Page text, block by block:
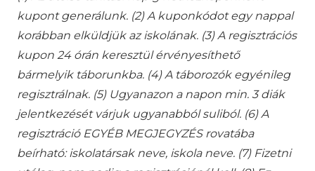
kupont generálunk. (2) A kuponkódot egy nappal
korábban elküldjük az iskolának. (3) A regisztrációs
kupon 24 órán keresztül érvényesíthető
bármelyik táborunkba. (4) A táborozók egyénileg
regisztrálnak. (5) Ugyanazon a napon min. 3 diák
jelentkezését várjuk ugyanabból suliból. (6) A
regisztráció EGYÉB MEGJEGYZÉS rovatába
beírható: iskolatársak neve, iskola neve. (7) Fizetni